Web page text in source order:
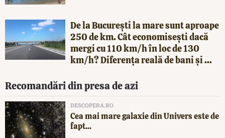
De la București la mare sunt aproape
250 de km. Cât economisești dacă
mergi cu 110 km/h în loc de 130
km/h? Diferența reală de bani și ...
Recomandări din presa de azi
DESCOPERA.RO
Cea mai mare galaxie din Univers este de
fapt...